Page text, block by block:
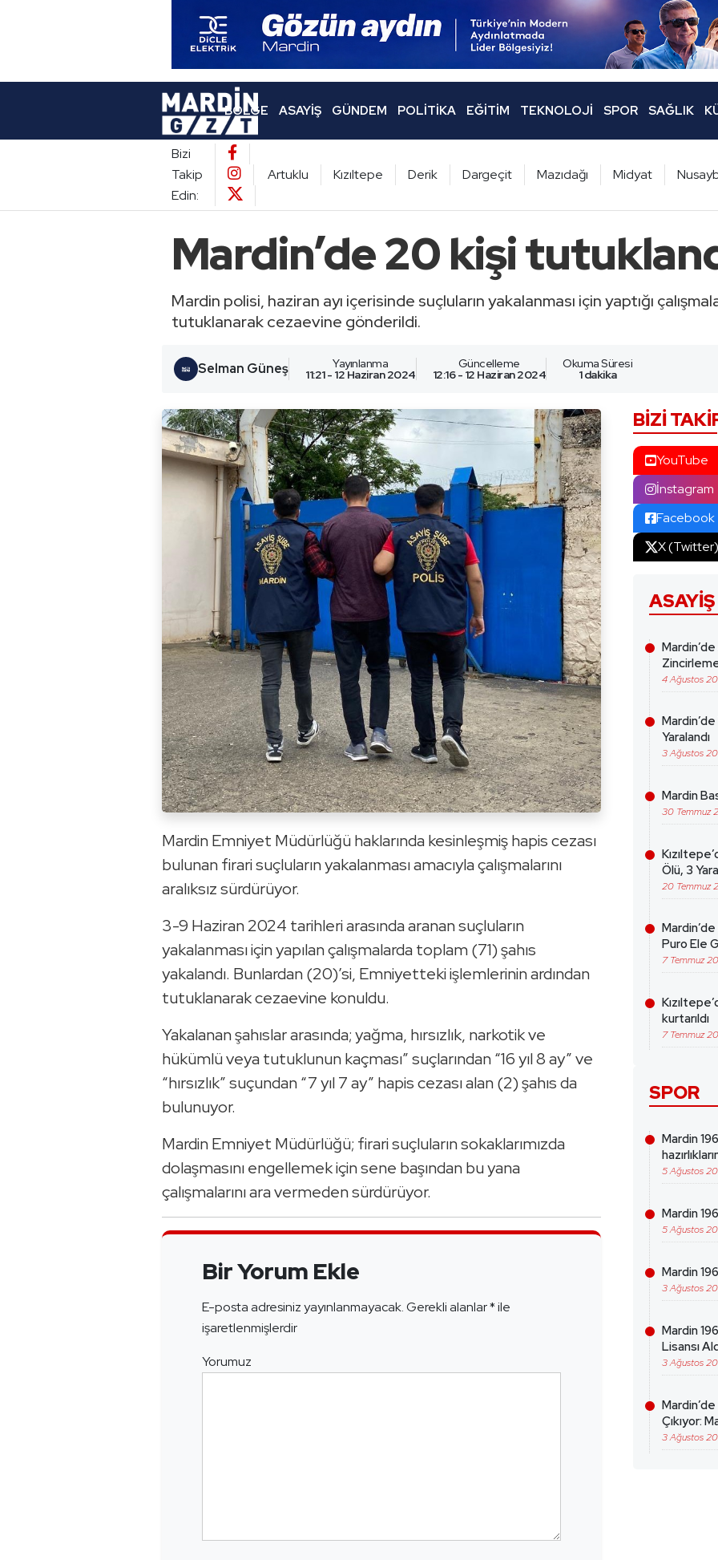
BÖLGE ASAYIŞ GÜNDEM POLITIKA EĞITIM TEKNOLOJI SPOR SAĞLIK
Bizi
Takip
Edin:
Artuklu Kızıltepe Derik Dargeçit Mazıdağı Midyat
Mardin’de 20 kişi
Mardin polisi, haziran ayı içerisinde suçluların yakalanması için yaptığı
tutuklanarak cezaevine gönderildi.
Selman Güneş Yayınlanma
11:21 - 12 Haziran 2024
Güncelleme
12:16 - 12 Haziran 2024
Okuma Süresi
1 dakika
Mardin Emniyet Müdürlüğü haklarında kesinleşmiş hapis cezası
bulunan firari suçluların yakalanması amacıyla çalışmalarını
aralıksız sürdürüyor.
3-9 Haziran 2024 tarihleri arasında aranan suçluların
yakalanması için yapılan çalışmalarda toplam (71) şahıs
yakalandı. Bunlardan (20)’si, Emniyetteki işlemlerinin ardından
tutuklanarak cezaevine konuldu.
Yakalanan şahıslar arasında; yağma, hırsızlık, narkotik ve
hükümlü veya tutuklunun kaçması” suçlarından “16 yıl 8 ay” ve
“hırsızlık” suçundan “7 yıl 7 ay” hapis cezası alan (2) şahıs da
bulunuyor.
Mardin Emniyet Müdürlüğü; firari suçluların sokaklarımızda
dolaşmasını engellemek için sene başından bu yana
çalışmalarını ara vermeden sürdürüyor.
Bir Yorum Ekle
E-posta adresiniz yayınlanmayacak.Gerekli alanlar*ile
işaretlenmişlerdir
Yorumuz
BIZI
YouTube
İnstagram
Facebook
X (Twitter)
ASAYIŞ
4 Ağustos
Yaralandı
3 Ağustos
Mardin
30 Temmuz
Ölü, 3
20 Temmuz
Puro Ele
7 Temmuz
kurtarıldı
7 Temmuz
SPOR
Mardin
5 Ağustos
Mardin
5 Ağustos
Mardin
3 Ağustos
Mardin
Lisansı
3 Ağustos
Çıkıyor:
3 Ağustos